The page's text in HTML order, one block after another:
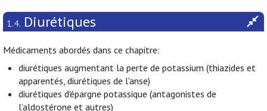
1.4. Diurétiques
Médicaments abordés dans ce chapitre:
diurétiques augmentant la perte de potassium (thiazides et
apparentés, diurétiques de l'anse)
diurétiques d'épargne potassique (antagonistes de
l’aldostérone et autres)